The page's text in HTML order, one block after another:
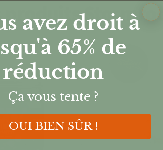
produits
avez droit à
65% de
réduction
Ça vous tente ?
OUI BIEN SÛR !